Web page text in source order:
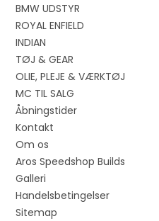
BMW UDSTYR
ROYAL ENFIELD
INDIAN
TØJ & GEAR
OLIE, PLEJE & VÆRKTØJ
MC TIL SALG
Åbningstider
Kontakt
Om os
Aros Speedshop Builds
Galleri
Handelsbetingelser
Sitemap